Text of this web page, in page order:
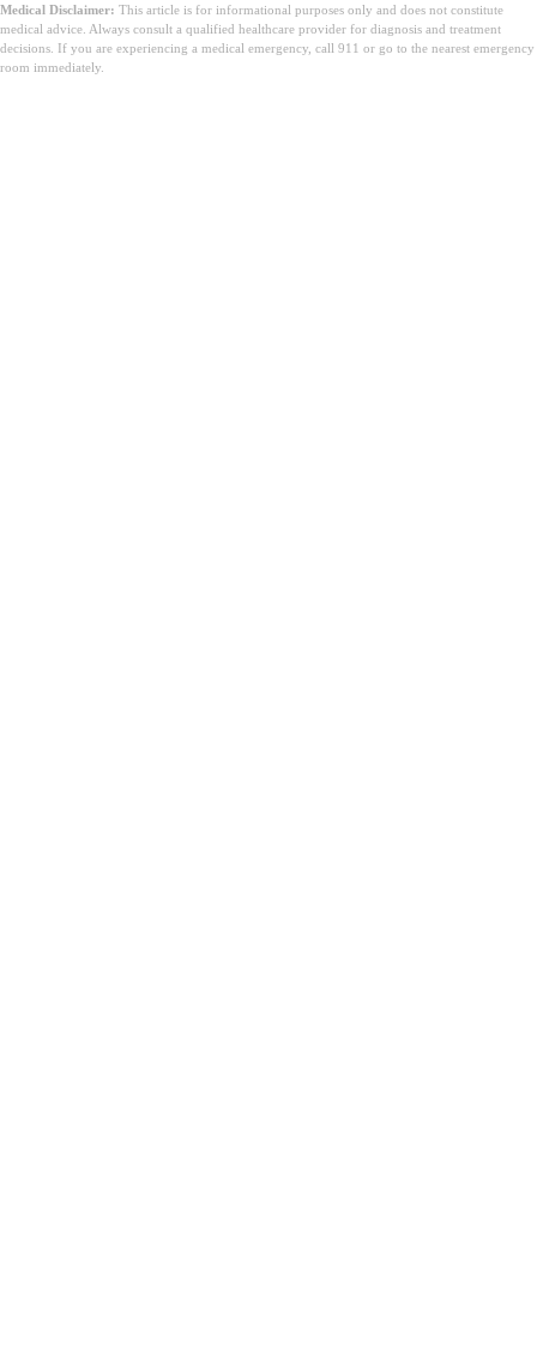
Medical Disclaimer: This article is for informational purposes only and does not constitute
medical advice. Always consult a qualified healthcare provider for diagnosis and treatment
decisions. If you are experiencing a medical emergency, call 911 or go to the nearest emergency
room immediately.